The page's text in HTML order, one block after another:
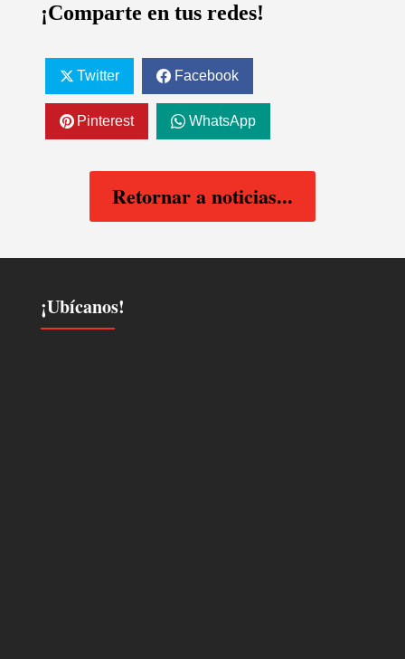
¡Comparte en tus redes!
Twitter Facebook
Pinterest WhatsApp
Retornar a noticias...
¡Ubícanos!